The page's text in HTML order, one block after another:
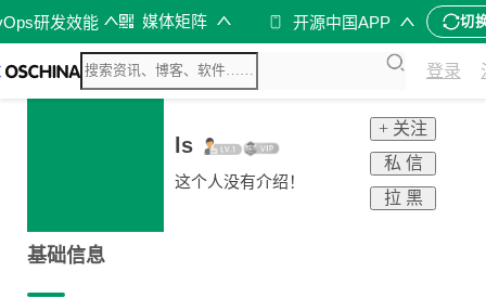
研发效能 媒体矩阵 开源中国APP 切
登录
ls
这个人没有介绍！
+ 关注
私 信
拉 黑
基础信息